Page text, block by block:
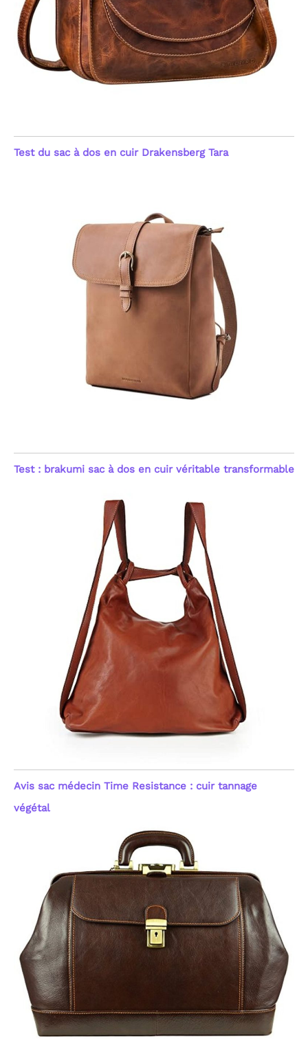
Test du sac à dos en cuir Drakensberg Tara
Test : brakumi sac à dos en cuir véritable transformable
Avis sac médecin Time Resistance : cuir tannage
végétal